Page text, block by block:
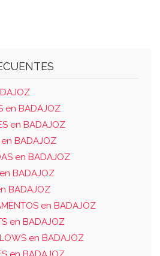
en BADAJOZ
en BADAJOZ
BADAJOZ
en BADAJOZ
BADAJOZ
BADAJOZ
en BADAJOZ
en BADAJOZ
en BADAJOZ